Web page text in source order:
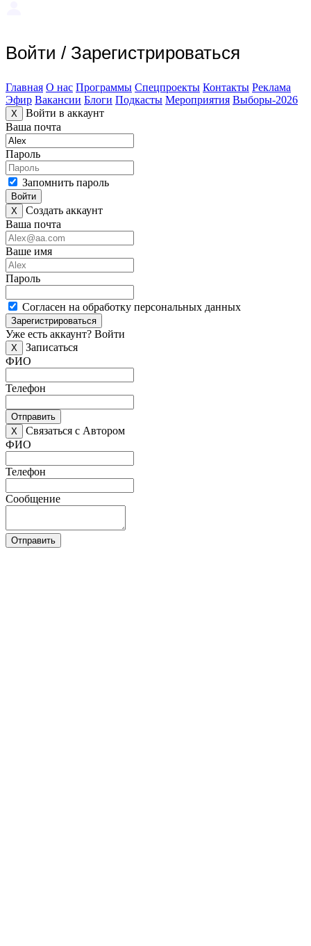
Войти / Зарегистрироваться
Главная О нас Программы Спецпроекты Контакты Реклама
Эфир Вакансии Блоги Подкасты Мероприятия Выборы-2026
X
Войти в аккаунт
Ваша почта
Пароль
Запомнить пароль
Войти
X
Создать аккаунт
Ваша почта
Ваше имя
Пароль
Согласен на обработку персональных данных
Зарегистрироваться
Уже есть аккаунт? Войти
X
Записаться
ФИО
Телефон
Отправить
X
Связаться с Автором
ФИО
Телефон
Сообщение
Отправить